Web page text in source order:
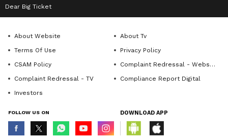
Dear Big Ticket
About Website
About Tv
Terms Of Use
Privacy Policy
CSAM Policy
Complaint Redressal - Website
Complaint Redressal - TV
Compliance Report Digital
Investors
FOLLOW US ON DOWNLOAD APP